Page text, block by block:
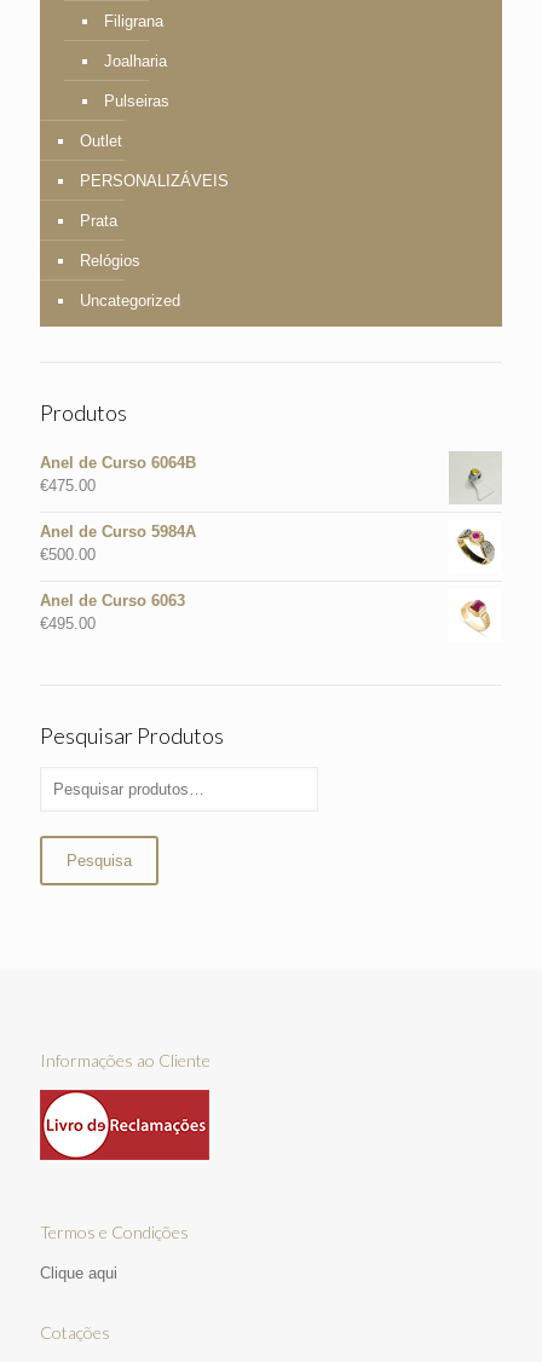
Filigrana
Joalharia
Pulseiras
Outlet
PERSONALIZÁVEIS
Prata
Relógios
Uncategorized
Produtos
Anel de Curso 6064B
€475.00
Anel de Curso 5984A
€500.00
Anel de Curso 6063
€495.00
Pesquisar Produtos
Pesquisa
Informações ao Cliente
Termos e Condições
Clique aqui
Cotações